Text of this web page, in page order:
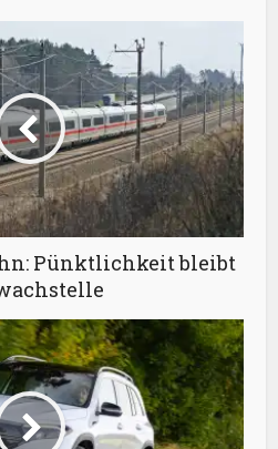
Pünktlichkeit bleibt